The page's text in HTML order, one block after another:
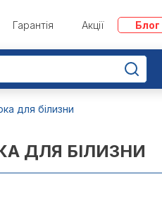
Гарантія Акції Блог
для білизни
ДЛЯ БІЛИЗНИ